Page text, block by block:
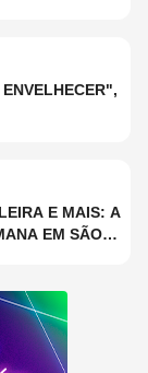
E MAIS: A
EM SÃO